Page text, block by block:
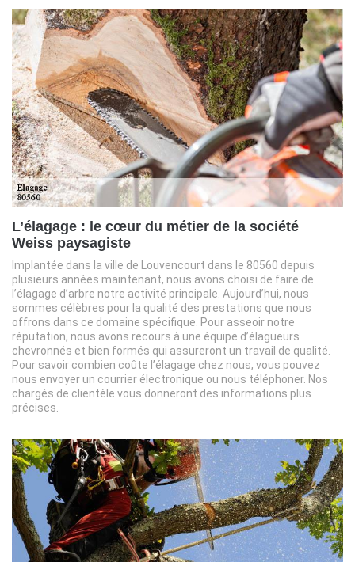
L’élagage : le cœur du métier de la société
Weiss paysagiste
Implantée dans la ville de Louvencourt dans le 80560 depuis
plusieurs années maintenant, nous avons choisi de faire de
l’élagage d’arbre notre activité principale. Aujourd’hui, nous
sommes célèbres pour la qualité des prestations que nous
offrons dans ce domaine spécifique. Pour asseoir notre
réputation, nous avons recours à une équipe d’élagueurs
chevronnés et bien formés qui assureront un travail de qualité.
Pour savoir combien coûte l’élagage chez nous, vous pouvez
nous envoyer un courrier électronique ou nous téléphoner. Nos
chargés de clientèle vous donneront des informations plus
précises.